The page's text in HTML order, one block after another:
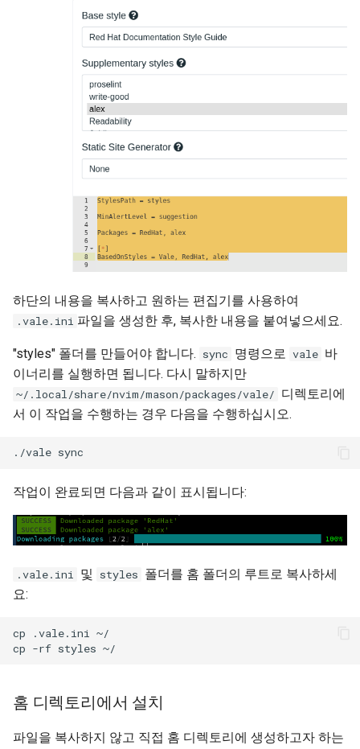
하단의 내용을 복사하고 원하는 편집기를 사용하여
.vale.ini 파일을 생성한 후, 복사한 내용을 붙여넣으세요.
"styles" 폴더를 만들어야 합니다. sync 명령으로 vale 바
이너리를 실행하면 됩니다. 다시 말하지만
~/.local/share/nvim/mason/packages/vale/ 디렉토리에
서 이 작업을 수행하는 경우 다음을 수행하십시오.
작업이 완료되면 다음과 같이 표시됩니다:
.vale.ini 및 styles 폴더를 홈 폴더의 루트로 복사하세
요:
cp .vale.ini ~/
홈 디렉토리에서 설치
파일을 복사하지 않고 직접 홈 디렉토리에 생성하고자 하는